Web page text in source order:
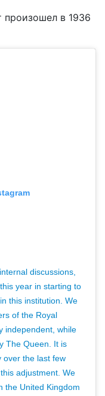
произошел в 1936
discussions,
year in starting to
this institution. We
of the Royal
independent, while
The Queen. It is
over the last few
adjustment. We
the United Kingdom